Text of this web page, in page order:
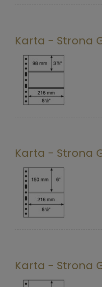
Karta - Strona
Karta - Strona
Karta - Strona